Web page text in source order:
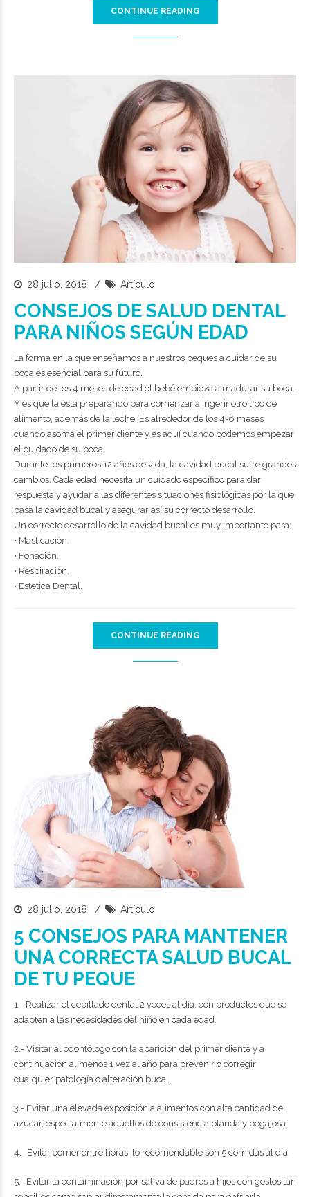
CONTINUE READING
28 julio, 2018 Artículo
CONSEJOS DE SALUD DENTAL
PARA NIÑOS SEGÚN EDAD
La forma en la que enseñamos a nuestros peques a cuidar de su
boca es esencial para su futuro.
A partir de los 4 meses de edad el bebé empieza a madurar su boca.
Y es que la está preparando para comenzar a ingerir otro tipo de
alimento, además de la leche. Es alrededor de los 4-6 meses
cuando asoma el primer diente y es aquí cuando podemos empezar
el cuidado de su boca.
Durante los primeros 12 años de vida, la cavidad bucal sufre grandes
cambios. Cada edad necesita un cuidado específico para dar
respuesta y ayudar a las diferentes situaciones fisiológicas por la que
pasa la cavidad bucal y asegurar así su correcto desarrollo.
Un correcto desarrollo de la cavidad bucal es muy importante para:
• Masticación.
• Fonación.
• Respiración.
• Estetica Dental.
CONTINUE READING
28 julio, 2018 Artículo
5 CONSEJOS PARA MANTENER
UNA CORRECTA SALUD BUCAL
DE TU PEQUE
1.- Realizar el cepillado dental 2 veces al día, con productos que se
adapten a las necesidades del niño en cada edad.
2.- Visitar al odontólogo con la aparición del primer diente y a
continuación al menos 1 vez al año para prevenir o corregir
cualquier patología o alteración bucal.
3.- Evitar una elevada exposición a alimentos con alta cantidad de
azúcar, especialmente aquellos de consistencia blanda y pegajosa.
4.- Evitar comer entre horas, lo recomendable son 5 comidas al día.
5.- Evitar la contaminación por saliva de padres a hijos con gestos tan